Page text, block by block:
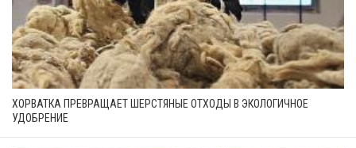
ХОРВАТКА ПРЕВРАЩАЕТ ШЕРСТЯНЫЕ ОТХОДЫ В ЭКОЛОГИЧНОЕ
УДОБРЕНИЕ